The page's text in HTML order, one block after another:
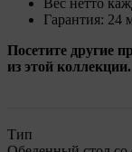
Гарантия: 24
Посетите другие
из этой коллекции.
Тип